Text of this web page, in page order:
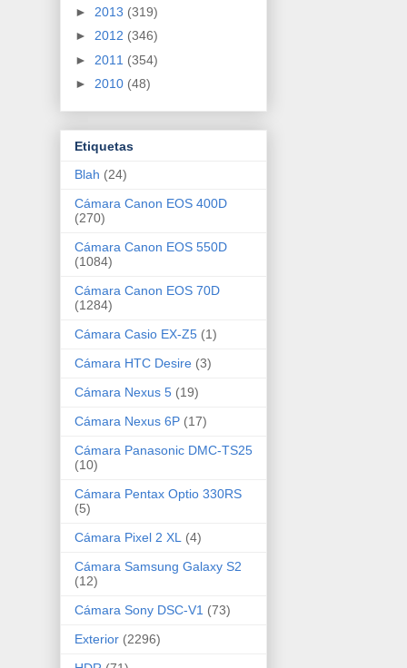
► 2013 (319)
► 2012 (346)
► 2011 (354)
► 2010 (48)
Etiquetas
Blah (24)
Cámara Canon EOS 400D
(270)
Cámara Canon EOS 550D
(1084)
Cámara Canon EOS 70D
(1284)
Cámara Casio EX-Z5 (1)
Cámara HTC Desire (3)
Cámara Nexus 5 (19)
Cámara Nexus 6P (17)
Cámara Panasonic DMC-TS25
(10)
Cámara Pentax Optio 330RS
(5)
Cámara Pixel 2 XL
(4)
Cámara Samsung Galaxy S2
(12)
Cámara Sony DSC-V1 (73)
Exterior (2296)